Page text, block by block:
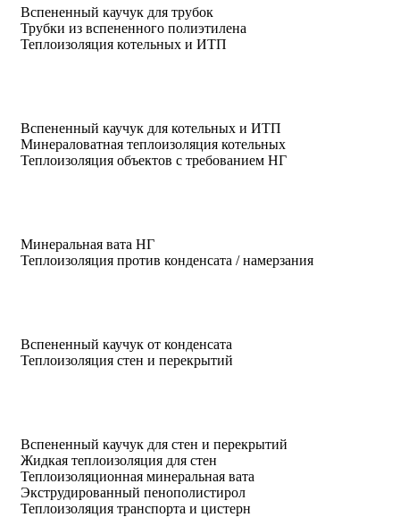
Вспененный каучук для трубок
Трубки из вспененного полиэтилена
Теплоизоляция котельных и ИТП
Вспененный каучук для котельных и ИТП
Минераловатная теплоизоляция котельных
Теплоизоляция объектов с требованием НГ
Минеральная вата НГ
Теплоизоляция против конденсата / намерзания
Вспененный каучук от конденсата
Теплоизоляция стен и перекрытий
Вспененный каучук для стен и перекрытий
Жидкая теплоизоляция для стен
Теплоизоляционная минеральная вата
Экструдированный пенополистирол
Теплоизоляция транспорта и цистерн